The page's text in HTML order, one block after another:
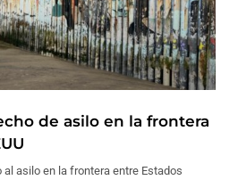
de asilo en la frontera
al asilo en la frontera entre Estados